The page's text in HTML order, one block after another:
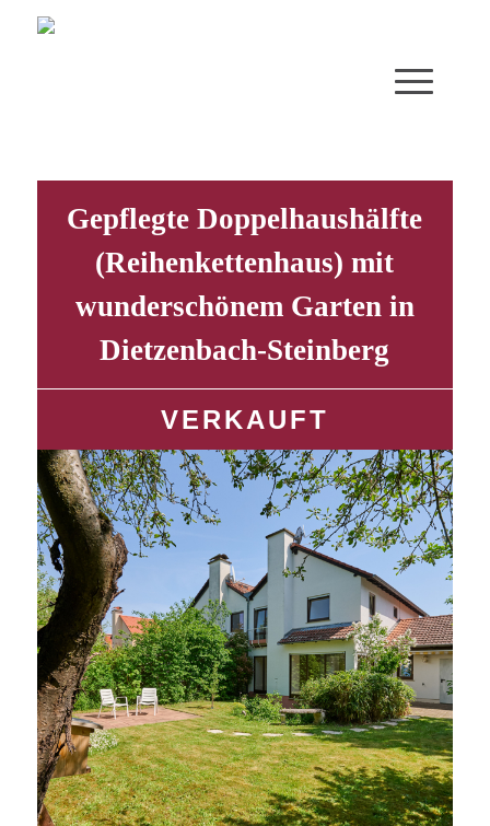
Gepflegte Doppelhaushälfte
(Reihenkettenhaus) mit
wunderschönem Garten in
Dietzenbach-Steinberg
VERKAUFT